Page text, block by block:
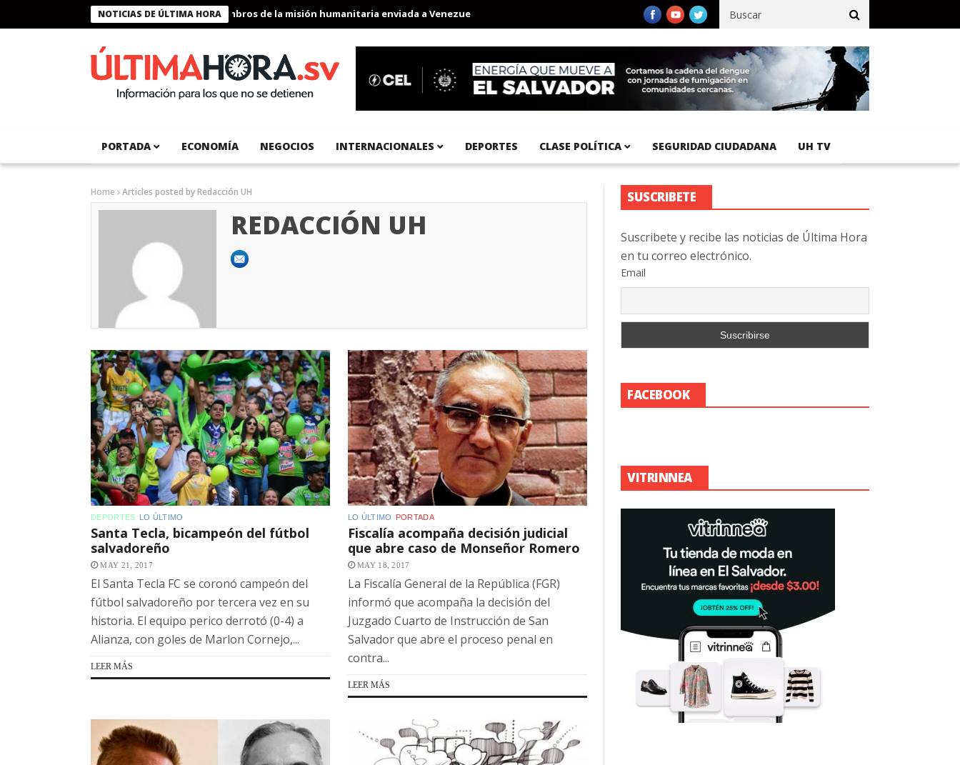
NOTICIAS DE ÚLTIMA HORA
Presidente Bukele condecora a miembros de la misión humanitaria enviada a Venezuela Aeropuerto Internacional del Pacífico registra 92 % de avance en obras de terracería
PORTADA ECONOMÍA NEGOCIOS INTERNACIONALES DEPORTES CLASE POLÍTICA SEGURIDAD CIUDADANA UH TV
Home Articles posted by Redacción UH
REDACCIÓN UH
DEPORTES LO ÚLTIMO
Santa Tecla, bicampeón del fútbol
salvadoreño
MAY 21, 2017
El Santa Tecla FC se coronó campeón del
fútbol salvadoreño por tercera vez en su
historia. El equipo perico derrotó (0-4) a
Alianza, con goles de Marlon Cornejo,...
LEER MÁS
LO ÚLTIMO PORTADA
Fiscalía acompaña decisión judicial
que abre caso de Monseñor Romero
MAY 18, 2017
La Fiscalía General de la República (FGR)
informó que acompaña la decisión del
Juzgado Cuarto de Instrucción de San
Salvador que abre el proceso penal en
contra...
LEER MÁS
SUSCRIBETE
Suscribete y recibe las noticias de Última Hora
en tu correo electrónico.
Email
FACEBOOK
VITRINNEA